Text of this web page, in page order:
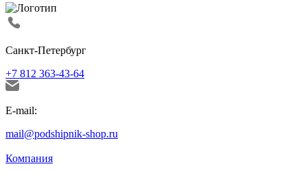
Санкт-Петербург
+7 812 363-43-64
E-mail:
mail@podshipnik-shop.ru
Компания